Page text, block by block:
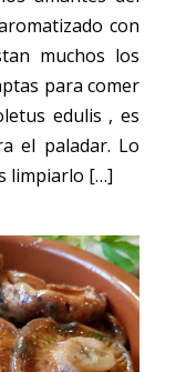
con
muchos los
para comer
edulis , es
el paladar. Lo
limpiarlo […]